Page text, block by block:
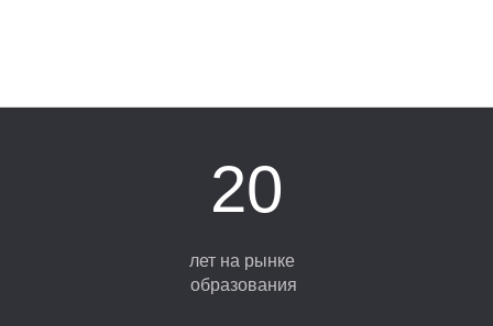
Л
20
лет на рынке
образования